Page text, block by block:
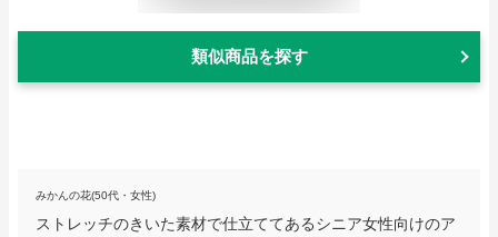
類似商品を探す
みかんの花(50代・女性)
ストレッチのきいた素材で仕立ててあるシニア女性向けのア